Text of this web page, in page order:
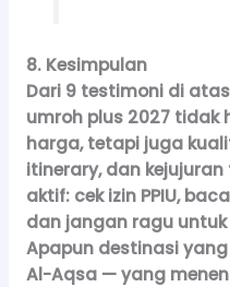
8. Kesimpulan
Dari 9 testimoni di
umroh plus 2027tidak
harga, tetapi juga
itinerary, dan
aktif: cek izin PPIU,
dan jangan ragu
Apapun destinasi
Al-Aqsa — yang